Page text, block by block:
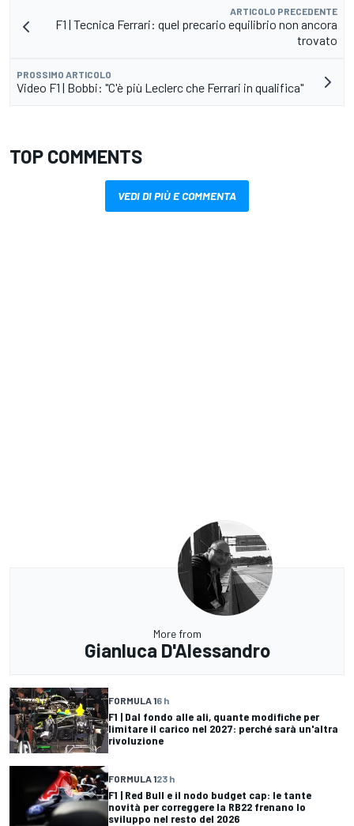
ARTICOLO PRECEDENTE
F1 | Tecnica Ferrari: quel precario equilibrio non ancora
trovato
PROSSIMO ARTICOLO
Video F1 | Bobbi: "C'è più Leclerc che Ferrari in qualifica"
TOP COMMENTS
VEDI DI PIÙ E COMMENTA
More from
Gianluca D'Alessandro
FORMULA 16 h
F1 | Dal fondo alle ali, quante modifiche per
limitare il carico nel 2027: perché sarà un'altra
rivoluzione
FORMULA 123 h
F1 | Red Bull e il nodo budget cap: le tante
novità per correggere la RB22 frenano lo
sviluppo nel resto del 2026